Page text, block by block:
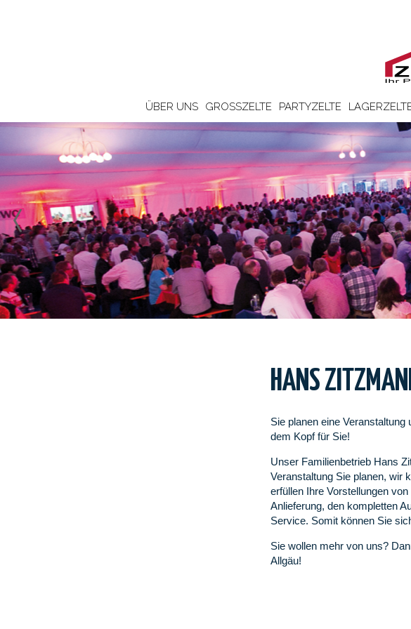
ÜBER UNS GROSSZELTE PARTYZELTE
HANS
Sie planen eine
dem Kopf für Sie!
Unser Familienbetrieb Hans
Veranstaltung Sie planen, wir
erfüllen Ihre Vorstellungen
Anlieferung, den kompletten
Service. Somit können Sie
Sie wollen mehr von uns?
Allgäu!